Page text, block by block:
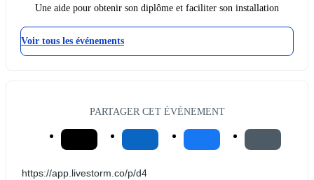
Une aide pour obtenir son diplôme et faciliter son installation
Voir tous les événements
PARTAGER CET ÉVÉNEMENT